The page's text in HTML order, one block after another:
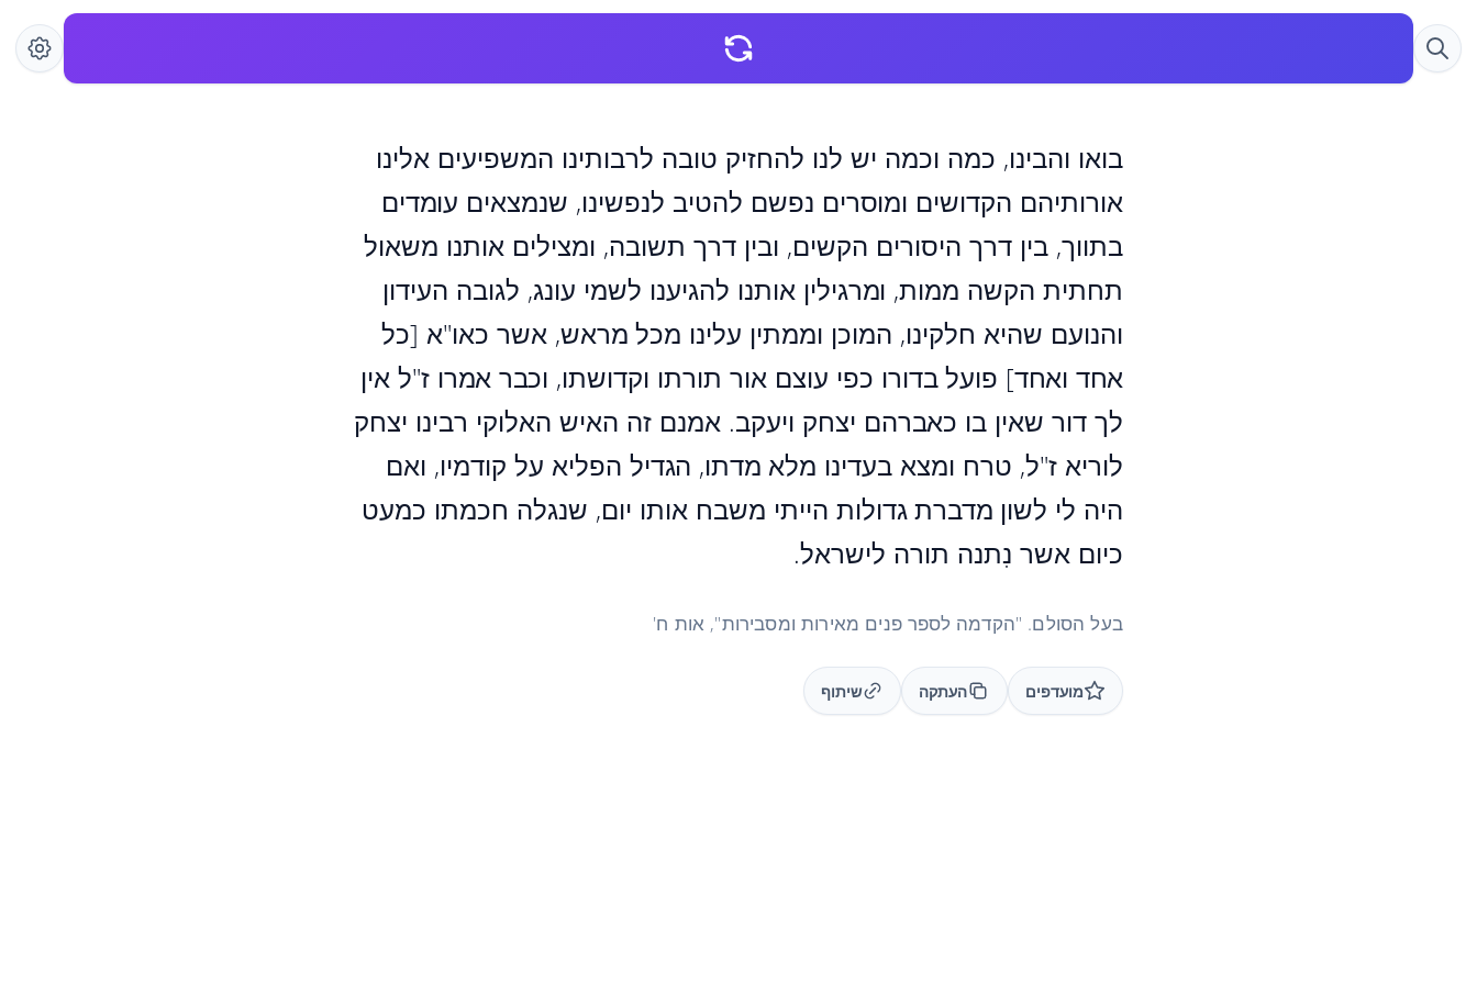
בואו והבינו, כמה וכמה יש לנו להחזיק טובה לרבותינו המשפיעים אלינו
אורותיהם הקדושים ומוסרים נפשם להטיב לנפשינו, שנמצאים עומדים
בתווך, בין דרך היסורים הקשים, ובין דרך תשובה, ומצילים אותנו משאול
תחתית הקשה ממות, ומרגילין אותנו להגיענו לשמי עונג, לגובה העידון
והנועם שהיא חלקינו, המוכן וממתין עלינו מכל מראש, אשר כאו"א [כל
אחד ואחד] פועל בדורו כפי עוצם אור תורתו וקדושתו, וכבר אמרו ז"ל אין
לך דור שאין בו כאברהם יצחק ויעקב. אמנם זה האיש האלוקי רבינו יצחק
לוריא ז"ל, טרח ומצא בעדינו מלא מדתו, הגדיל הפליא על קודמיו, ואם
היה לי לשון מדברת גדולות הייתי משבח אותו יום, שנגלה חכמתו כמעט
כיום אשר נִתנה תורה לישראל.
בעל הסולם. "הקדמה לספר פנים מאירות ומסבירות", אות ח'
מועדפים העתקה שיתוף